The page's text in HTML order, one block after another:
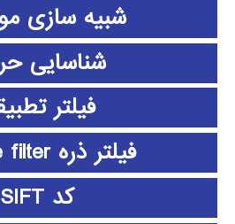
شبیه سازی
شناسایی
فیلتر
فیلتر ذره particle filter
کد SIFT